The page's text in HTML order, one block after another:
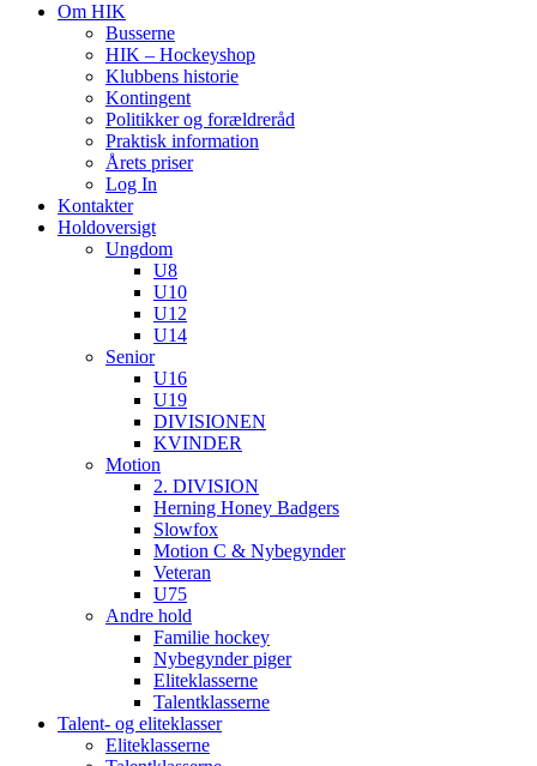
Om HIK
Busserne
HIK – Hockeyshop
Klubbens historie
Kontingent
Politikker og forældreråd
Praktisk information
Årets priser
Log In
Kontakter
Holdoversigt
Ungdom
U8
U10
U12
U14
Senior
U16
U19
DIVISIONEN
KVINDER
Motion
2. DIVISION
Herning Honey Badgers
Slowfox
Motion C & Nybegynder
Veteran
U75
Andre hold
Familie hockey
Nybegynder piger
Eliteklasserne
Talentklasserne
Talent- og eliteklasser
Eliteklasserne